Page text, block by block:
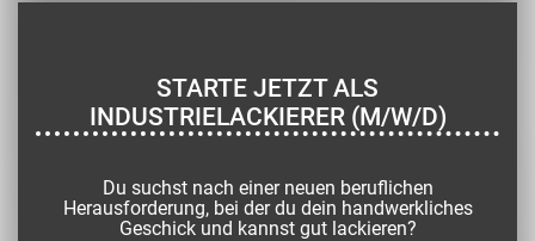
STARTE JETZT ALS
INDUSTRIELACKIERER (M/W/D)
Du suchst nach einer neuen beruflichen
Herausforderung, bei der du dein handwerkliches
Geschick und kannst gut lackieren?